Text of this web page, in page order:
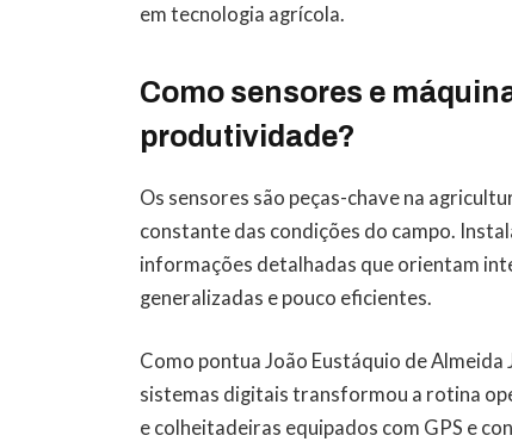
em tecnologia agrícola.
Como sensores e
produtividade?
Os sensores são peças-chave na
constante das condições do campo.
informações detalhadas que orientam
generalizadas e pouco eficientes.
Como pontua João Eustáquio de
sistemas digitais transformou a rotina
e colheitadeiras equipados com GPS e